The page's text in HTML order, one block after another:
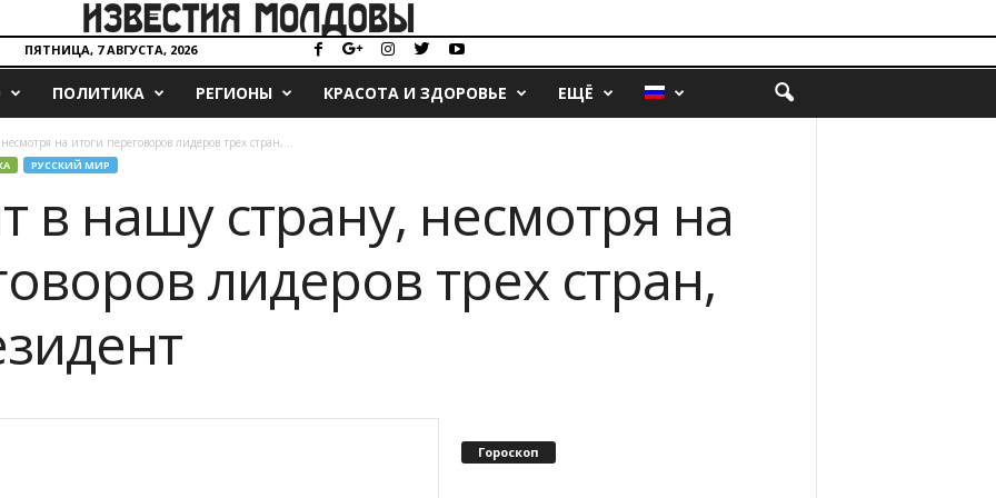
ПЯТНИЦА, 7 АВГУСТА, 2026
ПОЛИТИКА РЕГИОНЫ КРАСОТА И ЗДОРОВЬЕ ЕЩЁ
на итоги переговоров лидеров трех стран,...
РУССКИЙ МИР
в нашу страну, несмотря на
лидеров трех стран,
Гороскоп